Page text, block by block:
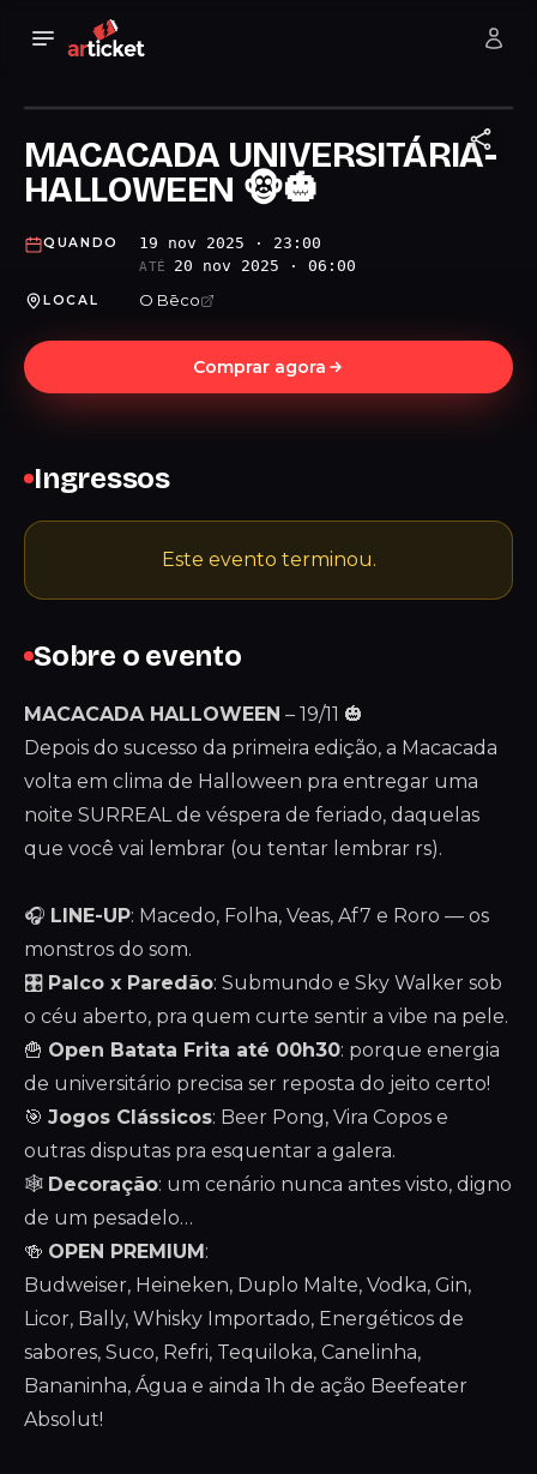
MACACADA UNIVERSITÁRIA-
HALLOWEEN 🐵🎃
QUANDO 19 nov 2025 · 23:00
ATÉ 20 nov 2025 · 06:00
LOCAL O Bēco
Comprar agora
Sobre o evento
MACACADA HALLOWEEN – 19/11 🎃
Depois do sucesso da primeira edição, a Macacada
volta em clima de Halloween pra entregar uma
noite SURREAL de véspera de feriado, daquelas
que você vai lembrar (ou tentar lembrar rs).
🎧 LINE-UP: Macedo, Folha, Veas, Af7 e Roro — os
monstros do som.
🎛️ Palco x Paredão: Submundo e Sky Walker sob
o céu aberto, pra quem curte sentir a vibe na pele.
🍟 Open Batata Frita até 00h30: porque energia
de universitário precisa ser reposta do jeito certo!
🎯 Jogos Clássicos: Beer Pong, Vira Copos e
outras disputas pra esquentar a galera.
🕸️ Decoração: um cenário nunca antes visto, digno
de um pesadelo…
🍻 OPEN PREMIUM:
Budweiser, Heineken, Duplo Malte, Vodka, Gin,
Licor, Bally, Whisky Importado, Energéticos de
sabores, Suco, Refri, Tequiloka, Canelinha,
Bananinha, Água e ainda 1h de ação Beefeater
Absolut!
Ingressos
Este evento terminou.